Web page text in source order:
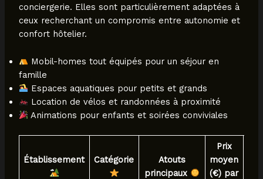
conciergerie. Elles sont particulièrement adaptées à
ceux recherchant un compromis entre autonomie et
confort hôtelier.
Mobil-homes tout équipés pour un séjour en
famille
Espaces aquatiques pour petits et grands
Location de vélos et randonnées à proximité
Animations pour enfants et soirées conviviales
Établissement Catégorie
Atouts
principaux
Prix
moyen
(€) par